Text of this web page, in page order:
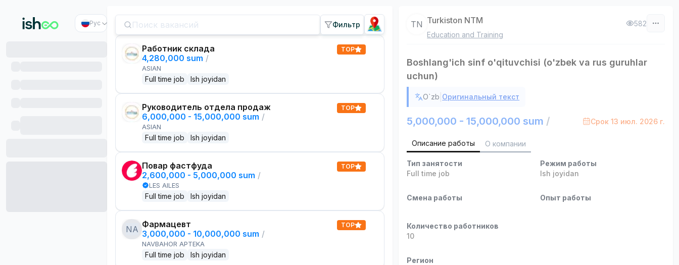
Рус Фильтр
Работник склада
4,280,000 sum /
ASIAN
Full time job Ish joyidan
TOP
Руководитель отдела продаж
6,000,000 - 15,000,000 sum /
ASIAN
Full time job Ish joyidan
TOP
Повар фастфуда
2,600,000 - 5,000,000 sum /
LES AILES
Full time job Ish joyidan
TOP
NA Фармацевт
3,000,000 - 10,000,000 sum /
NAVBAHOR APTEKA
Full time job Ish joyidan
TOP
TN Turkiston NTM
Education and Training
582
Boshlang'ich sinf o'qituvchisi (o'zbek va rus guruhlar
uchun)
O`zb Оригинальный текст
5,000,000 - 15,000,000 sum / Срок 13 июл. 2026 г.
Описание работы О компании
Тип занятости
Full time job
Режим работы
Ish joyidan
Смена работы Опыт работы
Количество работников
10
Регион